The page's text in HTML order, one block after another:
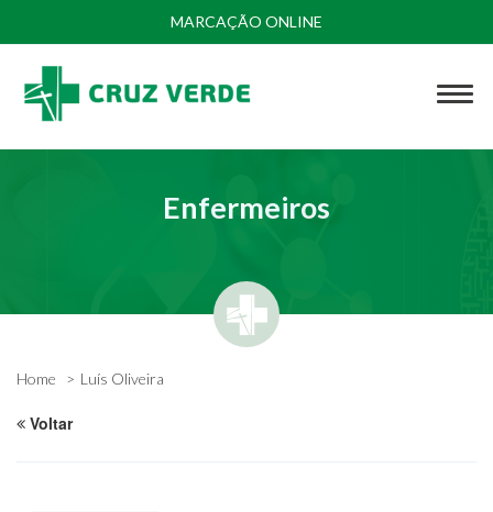
MARCAÇÃO ONLINE
Enfermeiros
Home Luís Oliveira
Voltar